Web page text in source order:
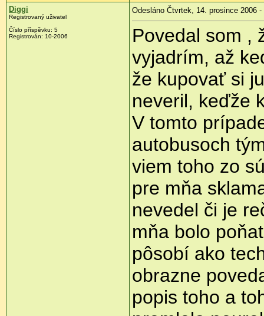
Diggi
Registrovaný uživatel
Číslo příspěvku: 5
Registrován: 10-2006
Odesláno Čtvrtek, 14. prosince 2006 -
Povedal som ,
vyjadrím, až
že kupovať si
neveril, keďže
V tomto
autobusoch
viem toho zo
pre mňa
nevedel či je
mňa bolo
pôsobí ako
obrazne
popis toho a